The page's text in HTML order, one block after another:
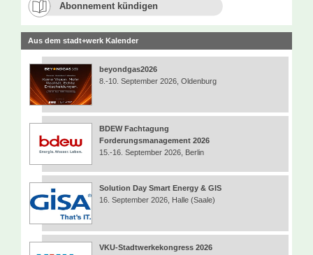
Abonnement kündigen
Aus dem stadt+werk Kalender
beyondgas2026
8.-10. September 2026, Oldenburg
BDEW Fachtagung
Forderungsmanagement 2026
15.-16. September 2026, Berlin
Solution Day Smart Energy & GIS
16. September 2026, Halle (Saale)
VKU-Stadtwerkekongress 2026